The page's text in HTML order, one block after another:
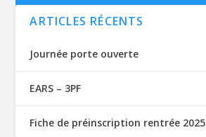
ARTICLES RÉCENTS
Journée porte ouverte
EARS – 3PF
Fiche de préinscription rentrée 2025